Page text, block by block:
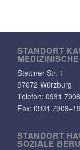
STANDORT
Stet­tiner Str. 1
97072 Würzburg
Telefon: 0931
Fax: 0931
STANDORT
SOZIALE